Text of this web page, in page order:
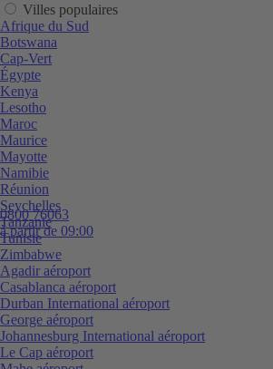
0800 76063
à partir de 09:00
Villes populaires
Afrique du Sud
Botswana
Cap-Vert
Égypte
Kenya
Lesotho
Maroc
Maurice
Mayotte
Namibie
Réunion
Seychelles
Tanzanie
Tunisie
Zimbabwe
Agadir aéroport
Casablanca aéroport
Durban International aéroport
George aéroport
Johannesburg International aéroport
Le Cap aéroport